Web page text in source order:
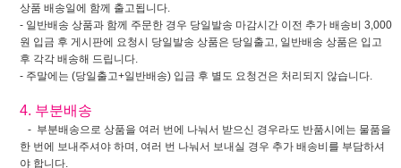
상품 배송일에 함께 출고됩니다.
- 일반배송 상품과 함께 주문한 경우 당일발송 마감시간 이전 추가 배송비 3,000
원 입금 후 게시판에 요청시 당일발송 상품은 당일출고, 일반배송 상품은 입고
후 각각 배송해 드립니다.
- 주말에는 (당일출고+일반배송) 입금 후 별도 요청건은 처리되지 않습니다.
4. 부분배송
- 부분배송으로 상품을 여러 번에 나눠서 받으신 경우라도 반품시에는 물품을
한 번에 보내주셔야 하며, 여러 번 나눠서 보내실 경우 추가 배송비를 부담하셔
야 합니다.